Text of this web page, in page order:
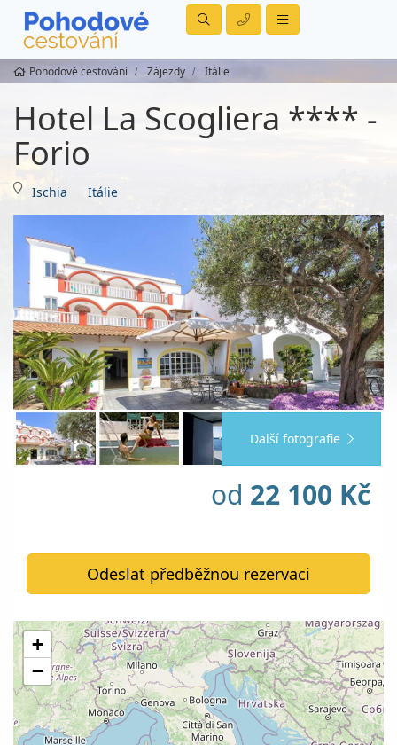
Pohodové cestování Zájezdy Itálie
Hotel La Scogliera **** -
Forio
Ischia Itálie
Další fotografie
od 22 100 Kč
Odeslat předběžnou rezervaci
+
−